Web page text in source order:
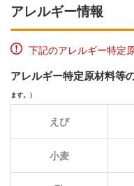
アレルギー情報
下記のアレルギー特定
アレルギー特定原材料等
ます。）
えび
小麦